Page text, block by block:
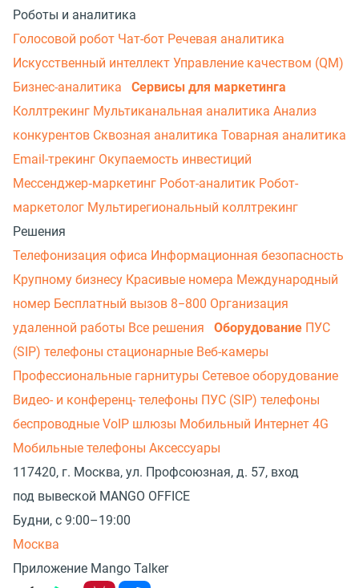
Роботы и аналитика
Голосовой робот Чат-бот Речевая аналитика
Искусственный интеллект Управление качеством (QM)
Бизнес-аналитика
Сервисы для маркетинга
Коллтрекинг Мультиканальная аналитика Анализ
конкурентов Сквозная аналитика Товарная аналитика
Email-трекинг Окупаемость инвестиций
Мессенджер‑маркетинг Робот-аналитик Робот-
маркетолог Мультирегиональный коллтрекинг
Решения
Телефонизация офиса Информационная безопасность
Крупному бизнесу Красивые номера Международный
номер Бесплатный вызов 8−800 Организация
удаленной работы Все решения Оборудование ПУС
(SIP) телефоны стационарные Веб-камеры
Профессиональные гарнитуры Сетевое оборудование
Видео- и конференц- телефоны ПУС (SIP) телефоны
беспроводные VoIP шлюзы Мобильный Интернет 4G
Мобильные телефоны Аксессуары
117420, г. Москва, ул. Профсоюзная, д. 57, вход
под вывеской MANGO OFFICE
Будни, с 9:00–19:00
Москва
Приложение Mango Talker